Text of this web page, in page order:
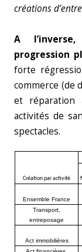
créations
A
progression
forte
commerce (de
et réparation
activités de
spectacles.
Création par activité
Ensemble France
Transport,
entreposage
Act immobilières